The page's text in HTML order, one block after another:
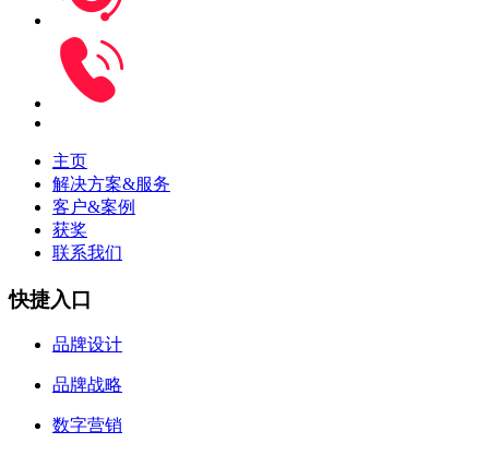
主页
解决方案&服务
客户&案例
获奖
联系我们
快捷入口
品牌设计
品牌战略
数字营销